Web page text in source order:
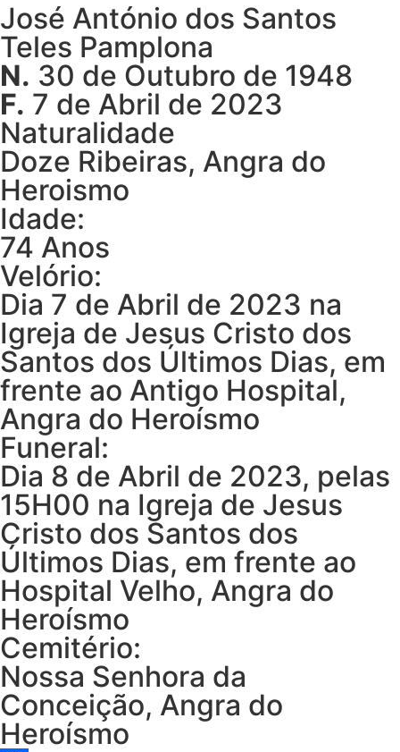
José António dos Santos
Teles Pamplona
N. 30 de Outubro de 1948
F. 7 de Abril de 2023
Naturalidade
Doze Ribeiras, Angra do
Heroismo
Idade:
74 Anos
Velório:
Dia 7 de Abril de 2023 na
Igreja de Jesus Cristo dos
Santos dos Últimos Dias, em
frente ao Antigo Hospital,
Angra do Heroísmo
Funeral:
Dia 8 de Abril de 2023, pelas
15H00 na Igreja de Jesus
Cristo dos Santos dos
Últimos Dias, em frente ao
Hospital Velho, Angra do
Heroísmo
Cemitério:
Nossa Senhora da
Conceição, Angra do
Heroísmo